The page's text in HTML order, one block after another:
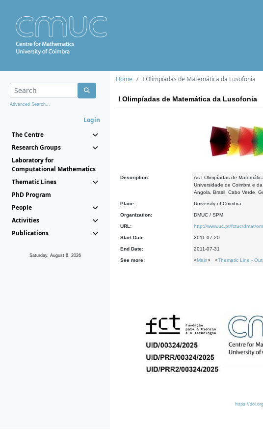
Advanced Search...
Login
The Centre
Research Groups
Laboratory for
Computational Mathematics
Thematic Lines
PhD Program
People
Activities
Publications
Saturday, August 8, 2026
Home I Olimpíadas de Matemática da Lusofonia
I Olimpíadas de Matemática da Lusofonia
Description:
As I Olimpíadas de
Universidade de Coimbra e
Angola, Brasil, Cabo Verde,
Place: University of Coimbra
Organization: DMUC / SPM
URL: http://www.uc.pt/fctuc/dmat/
Start Date: 2011-07-20
End Date: 2011-07-31
See more: <Main> <Thematic Line -
https://